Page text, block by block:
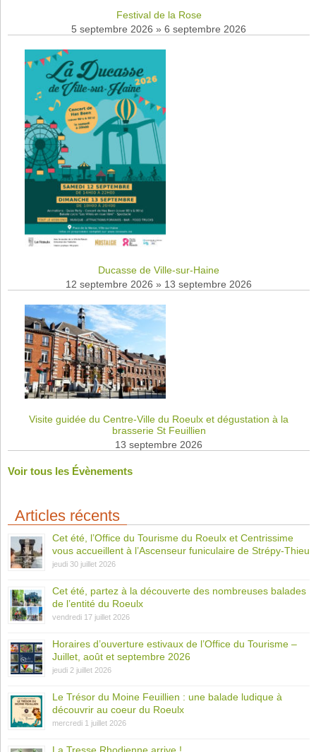
Festival de la Rose
5 septembre 2026 » 6 septembre 2026
Ducasse de Ville-sur-Haine
12 septembre 2026 » 13 septembre 2026
Visite guidée du Centre-Ville du Roeulx et dégustation à la
brasserie St Feuillien
13 septembre 2026
Voir tous les Évènements
Articles récents
Cet été, l’Office du Tourisme du Roeulx et Centrissime
vous accueillent à l’Ascenseur funiculaire de Strépy-Thieu
jeudi 30 juillet 2026
Cet été, partez à la découverte des nombreuses balades
de l’entité du Roeulx
vendredi 17 juillet 2026
Horaires d’ouverture estivaux de l’Office du Tourisme –
Juillet, août et septembre 2026
jeudi 2 juillet 2026
Le Trésor du Moine Feuillien : une balade ludique à
découvrir au coeur du Roeulx
mercredi 1 juillet 2026
La Tresse Rhodienne arrive !